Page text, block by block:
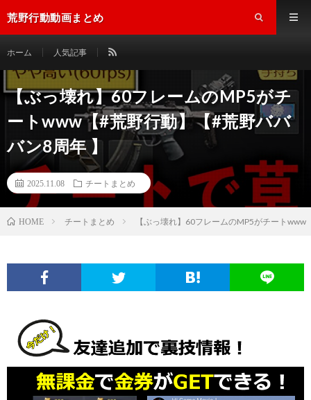
荒野行動動画まとめ
ホーム 人気記事
【ぶっ壊れ】60フレームのMP5がチ
ートwww【#荒野行動】【#荒野ババ
バン8周年 】
2025.11.08 チートまとめ
HOME チートまとめ 【ぶっ壊れ】60フレームのMP5がチート